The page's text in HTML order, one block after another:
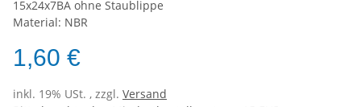
15x24x7BA ohne Staublippe
Material: NBR
1,60 €
inkl. 19% USt. , zzgl. Versand